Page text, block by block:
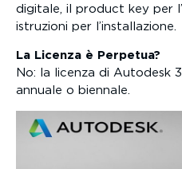
digitale, il product key per
istruzioni per l’installazione.
La Licenza è Perpetua?
No: la licenza di Autodesk
annuale o biennale.